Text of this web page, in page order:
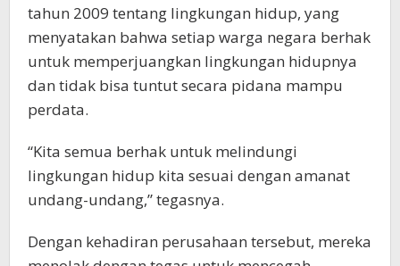
tahun 2009 tentang lingkungan hidup, yang
menyatakan bahwa setiap warga negara berhak
untuk memperjuangkan lingkungan hidupnya
dan tidak bisa tuntut secara pidana mampu
perdata.
“Kita semua berhak untuk melindungi
lingkungan hidup kita sesuai dengan amanat
undang-undang,” tegasnya.
Dengan kehadiran perusahaan tersebut, mereka